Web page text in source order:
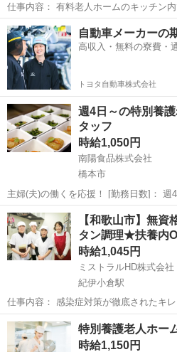
仕事内容： 有料老人ホームのキッチン
お任せします。 (1)調理補助・配膳・洗浄 …温め、盛付けなど簡単な
業務をお願いします。 (2)調理業務 …ご家庭での料理経験が活かせま
す。 現場は複数名...
和歌山 御坊駅 キッチン
自動車メーカーの
高収入・無料の寮費・
トヨタ自動車株式会社
週4日～の特別養
タッフ
時給1,050円
南陽食品株式会社
橋本市
主婦(夫)の働くを応援！ [勤務日数]： 週4日~ 09:00~14:00/09:00~17:00
[勤務地・最寄駅]： 和歌山県橋本市隅田
会社 隅田駅自動車7分 [職種名]：特別
和歌山 橋本市 キッチン
【和歌山市】無資
タン調理★扶養内
時給1,045円
ミストラルHD株式会社
紀伊小倉駅
仕事内容： 感染症対策が徹底されたキ
業務をお願いします。 ご家庭で料理の
す！ 【仕事詳細】 ◆簡単な調理・調理補助 ◆盛り付け ◆食器や器具
の洗浄 ◆キッチンの清掃 ...
和歌山 和歌山市 紀伊小倉駅
特別養護老人ホー
時給1,150円